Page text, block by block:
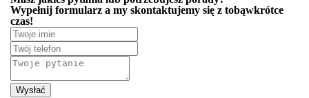
Wypełnij formularz a my skontaktujemy się z tobąwkrótce
czas!
Wysłać